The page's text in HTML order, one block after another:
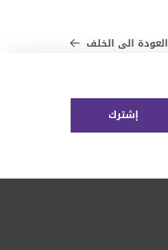
العودة الى الخلف